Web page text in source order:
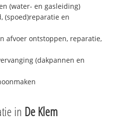
(water- en gasleiding)
(spoed)reparatie en
afvoer ontstoppen, reparatie,
(dakpannen en
in De Klem